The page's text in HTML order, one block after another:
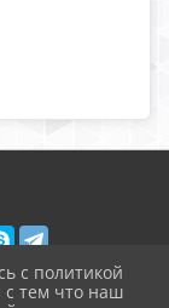
с политикой
с тем что наш